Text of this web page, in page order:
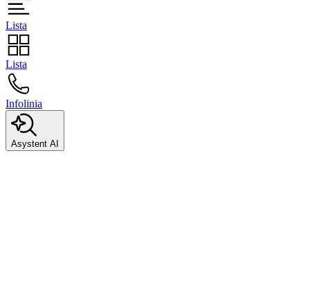
Lista
Lista
Infolinia
Asystent AI